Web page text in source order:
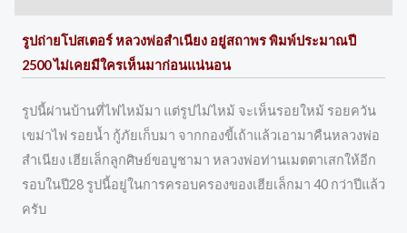
รูปถ่ายโปสเตอร์ หลวงพ่อสำเนียง อยู่สถาพร พิมพ์ประมาณปี
2500 ไม่เคยมีใครเห็นมาก่อนแน่นอน
รูปนี้ผ่านบ้านที่ไฟไหม้มา แต่รูปไม่ไหม้ จะเห็นรอยใหม้ รอยควัน
เขม่าไฟ รอยน้ำ กู้ภัยเก็บมา จากกองขี้เถ้าแล้วเอามาคืนหลวงพ่อ
สำเนียง เฮียเล็กลูกศิษย์ขอบูชามา หลวงพ่อท่านเมตตาเสกให้อีก
รอบในปี28 รูปนี้อยู่ในการครอบครองของเฮียเล็กมา 40 กว่าปีแล้ว
ครับ